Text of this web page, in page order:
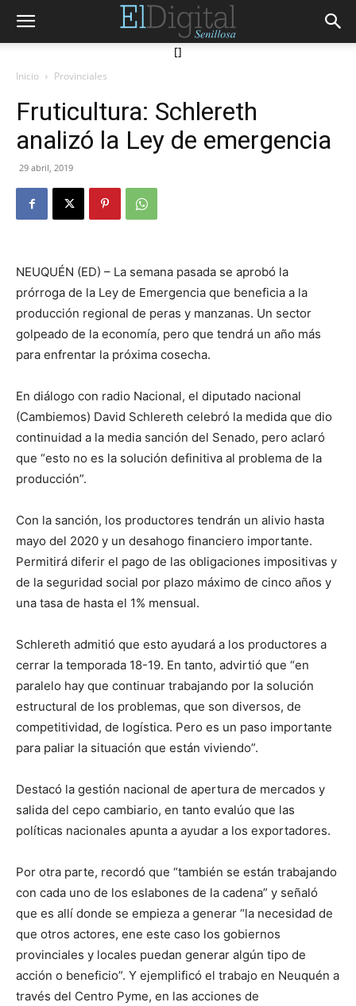
[]
Inicio Provinciales
Fruticultura: Schlereth
analizó la Ley de emergencia
29 abril, 2019
NEUQUÉN (ED) – La semana pasada se aprobó la
prórroga de la Ley de Emergencia que beneficia a la
producción regional de peras y manzanas. Un sector
golpeado de la economía, pero que tendrá un año más
para enfrentar la próxima cosecha.
En diálogo con radio Nacional, el diputado nacional
(Cambiemos) David Schlereth celebró la medida que dio
continuidad a la media sanción del Senado, pero aclaró
que “esto no es la solución definitiva al problema de la
producción”.
Con la sanción, los productores tendrán un alivio hasta
mayo del 2020 y un desahogo financiero importante.
Permitirá diferir el pago de las obligaciones impositivas y
de la seguridad social por plazo máximo de cinco años y
una tasa de hasta el 1% mensual.
Schlereth admitió que esto ayudará a los productores a
cerrar la temporada 18-19. En tanto, advirtió que “en
paralelo hay que continuar trabajando por la solución
estructural de los problemas, que son diversos, de
competitividad, de logística. Pero es un paso importante
para paliar la situación que están viviendo”.
Destacó la gestión nacional de apertura de mercados y
salida del cepo cambiario, en tanto evalúo que las
políticas nacionales apunta a ayudar a los exportadores.
Por otra parte, recordó que “también se están trabajando
con cada uno de los eslabones de la cadena” y señaló
que es allí donde se empieza a generar “la necesidad de
que otros actores, ene este caso los gobiernos
provinciales y locales puedan generar algún tipo de
acción o beneficio”. Y ejemplificó el trabajo en Neuquén a
través del Centro Pyme, en las acciones de